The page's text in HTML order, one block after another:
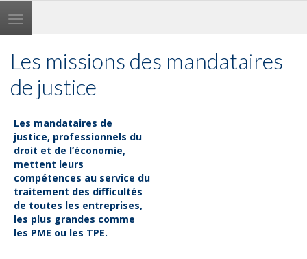
Toggle
navigation
Les missions des mandataires
de justice
Les mandataires de
justice, professionnels du
droit et de l’économie,
mettent leurs
compétences au service du
traitement des difficultés
de toutes les entreprises,
les plus grandes comme
les PME ou les TPE.